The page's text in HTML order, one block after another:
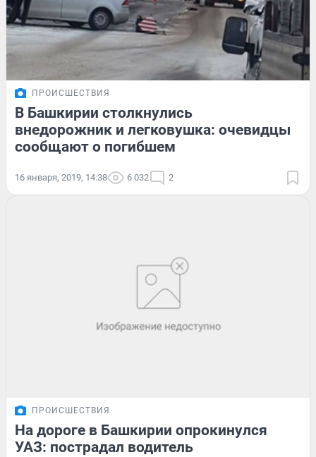
ПРОИСШЕСТВИЯ
В Башкирии столкнулись
внедорожник и легковушка: очевидцы
сообщают о погибшем
16 января, 2019, 14:38 6 032 2
ПРОИСШЕСТВИЯ
На дороге в Башкирии опрокинулся
УАЗ: пострадал водитель